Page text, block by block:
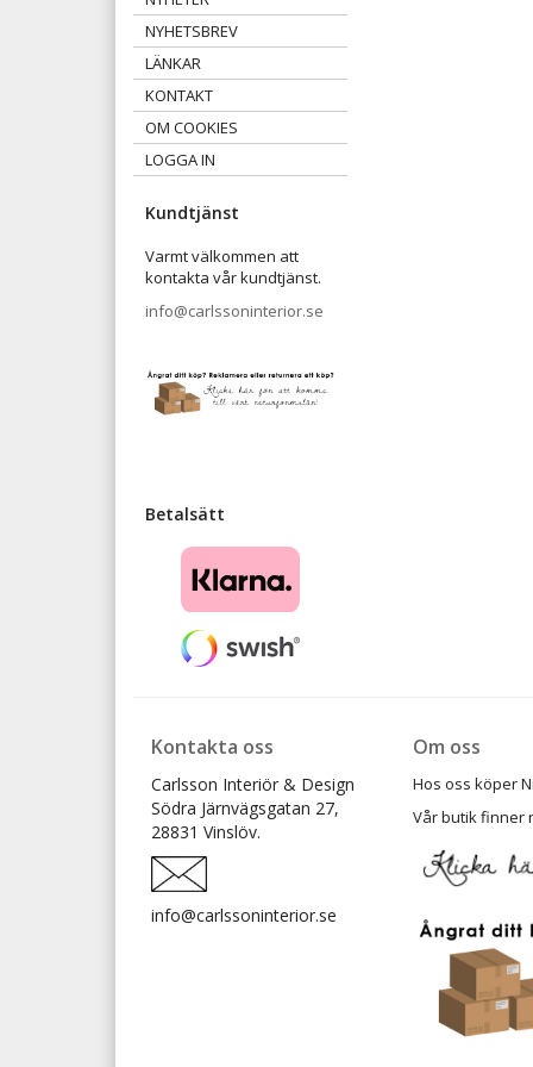
NYHETSBREV
LÄNKAR
KONTAKT
OM COOKIES
LOGGA IN
Kundtjänst
Varmt välkommen att
kontakta vår kundtjänst.
info@carlssoninterior.se
Betalsätt
Kontakta oss
Carlsson Interiör & Design
Södra Järnvägsgatan 27,
28831 Vinslöv.
info@carlssoninterior.se
Om oss
Hos oss köper
Vår butik finner